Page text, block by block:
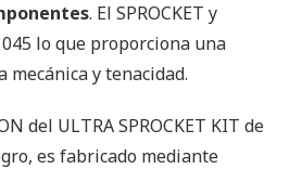
. El SPROCKET y
lo que proporciona una
y tenacidad.
del ULTRA SPROCKET KIT de
es fabricado mediante